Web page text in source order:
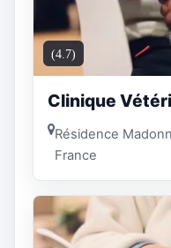
(4.7)
Clinique
Résidence
France